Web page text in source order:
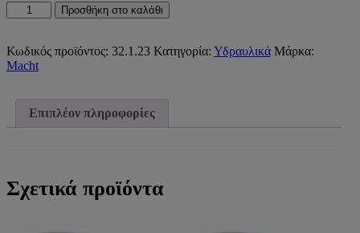
ΚΟΛΛΗΣΗ
ΜΟΛΥΒΔΟΥ
MACHT)
ποσότητα
Προσθήκη στο καλάθι
Κωδικός προϊόντος: 32.1.23 Κατηγορία: Υδραυλικά Μάρκα:
Macht
Επιπλέον πληροφορίες
Σχετικά προϊόντα